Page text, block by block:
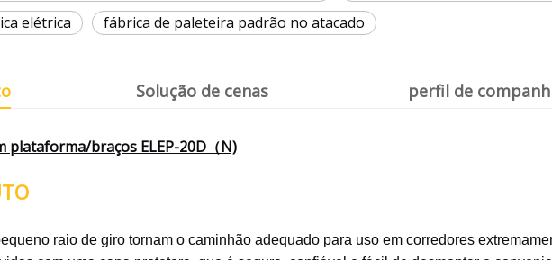
elétrica
fábrica de paleteira padrão no atacado
Solução de cenas perfil de
plataforma/braços ELEP-20D（N)
raio de giro tornam o caminhão adequado para uso em corredores